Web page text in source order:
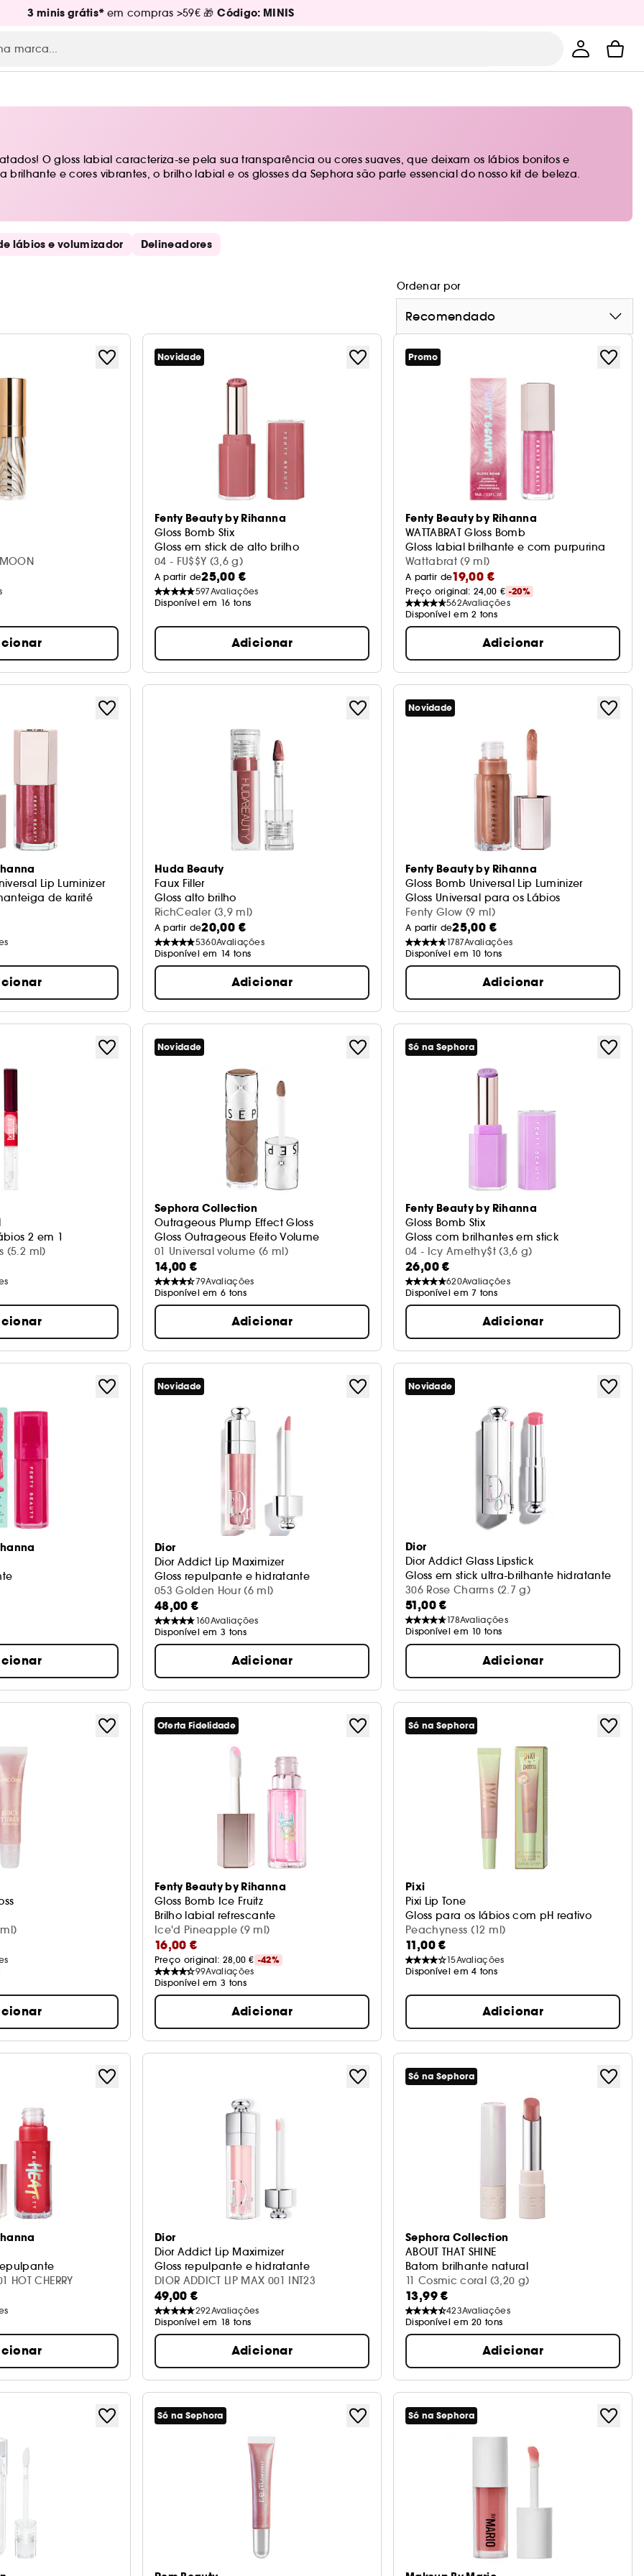
3 minis grátis* em compras >59€ 🎁Código: MINIS
O gloss labial caracteriza-se pela sua transparência ou cores suaves, que deixam os lábios bonitos e
e cores vibrantes, o brilho labial e os glosses da Sephora são parte essencial do nosso kit de beleza.
lábios e volumizador Delineadores
Ordenar por
Recomendado
MOON
Novidade
Fenty Beauty by Rihanna
Gloss Bomb Stix
Gloss em stick de alto brilho
04 - FU$$Y (3,6 g)
A partir de25,00 €
597Avaliações
Disponível em 16 tons
Adicionar
Promo
Fenty Beauty by Rihanna
WATTABRAT Gloss Bomb
Gloss labial brilhante e com purpurina
Wattabrat (9 ml)
A partir de19,00 €
Preço original: 24,00 € -20%
562Avaliações
Disponível em 2 tons
Adicionar
Lip Luminizer
de karité
Huda Beauty
Faux Filler
Gloss alto brilho
RichCealer (3,9 ml)
A partir de20,00 €
5360Avaliações
Disponível em 14 tons
Adicionar
Novidade
Fenty Beauty by Rihanna
Gloss Bomb Universal Lip Luminizer
Gloss Universal para os Lábios
Fenty Glow (9 ml)
A partir de25,00 €
1787Avaliações
Disponível em 10 tons
Adicionar
2 em 1
(5.2 ml)
Novidade
Sephora Collection
Outrageous Plump Effect Gloss
Gloss Outrageous Efeito Volume
01 Universal volume (6 ml)
14,00 €
79Avaliações
Disponível em 6 tons
Adicionar
Só na Sephora
Fenty Beauty by Rihanna
Gloss Bomb Stix
Gloss com brilhantes em stick
04 - Icy Amethy$t (3,6 g)
26,00 €
620Avaliações
Disponível em 7 tons
Adicionar
Novidade
Dior
Dior Addict Lip Maximizer
Gloss repulpante e hidratante
053 Golden Hour (6 ml)
48,00 €
160Avaliações
Disponível em 3 tons
Adicionar
Novidade
Dior
Dior Addict Glass Lipstick
Gloss em stick ultra-brilhante hidratante
306 Rose Charms (2.7 g)
51,00 €
178Avaliações
Disponível em 10 tons
Adicionar
Oferta Fidelidade
Fenty Beauty by Rihanna
Gloss Bomb Ice Fruitz
Brilho labial refrescante
Ice'd Pineapple (9 ml)
16,00 €
Preço original: 28,00 € -42%
99Avaliações
Disponível em 3 tons
Adicionar
Só na Sephora
Pixi
Pixi Lip Tone
Gloss para os lábios com pH reativo
Peachyness (12 ml)
11,00 €
15Avaliações
Disponível em 4 tons
Adicionar
HOT CHERRY
Dior
Dior Addict Lip Maximizer
Gloss repulpante e hidratante
DIOR ADDICT LIP MAX 001 INT23
49,00 €
292Avaliações
Disponível em 18 tons
Adicionar
Só na Sephora
Sephora Collection
ABOUT THAT SHINE
Batom brilhante natural
11 Cosmic coral (3,20 g)
13,99 €
423Avaliações
Disponível em 20 tons
Adicionar
Só na Sephora Só na Sephora